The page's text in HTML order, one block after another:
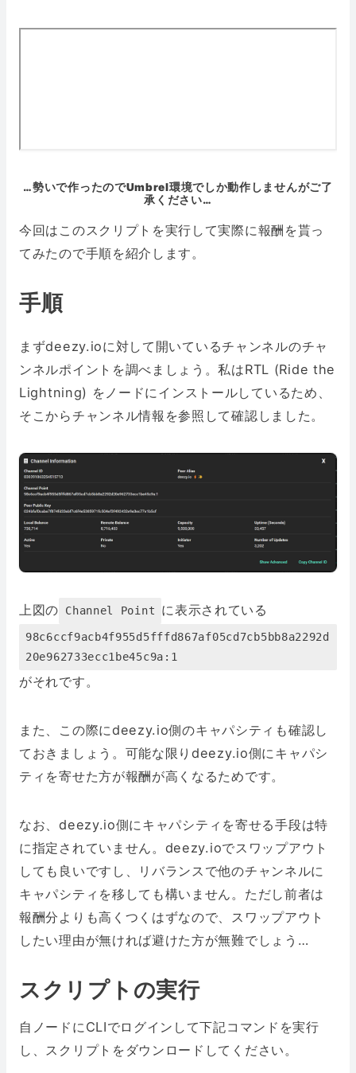
…勢いで作ったのでUmbrel環境でしか動作しませんがご了
承ください…
今回はこのスクリプトを実行して実際に報酬を貰っ
てみたので手順を紹介します。
手順
まずdeezy.ioに対して開いているチャンネルのチャ
ンネルポイントを調べましょう。私はRTL (Ride the
Lightning) をノードにインストールしているため、
そこからチャンネル情報を参照して確認しました。
上図の Channel Point に表示されている
98c6ccf9acb4f955d5fffd867af05cd7cb5bb8a2292d
20e962733ecc1be45c9a:1
がそれです。
また、この際にdeezy.io側のキャパシティも確認し
ておきましょう。可能な限りdeezy.io側にキャパシ
ティを寄せた方が報酬が高くなるためです。
なお、deezy.io側にキャパシティを寄せる手段は特
に指定されていません。deezy.ioでスワップアウト
しても良いですし、リバランスで他のチャンネルに
キャパシティを移しても構いません。ただし前者は
報酬分よりも高くつくはずなので、スワップアウト
したい理由が無ければ避けた方が無難でしょう…
スクリプトの実行
自ノードにCLIでログインして下記コマンドを実行
し、スクリプトをダウンロードしてください。